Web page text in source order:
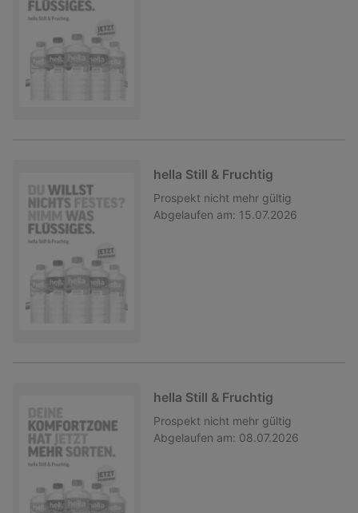
hella Still & Fruchtig
Prospekt nicht mehr gültig
Abgelaufen am: 15.07.2026
hella Still & Fruchtig
Prospekt nicht mehr gültig
Abgelaufen am: 08.07.2026